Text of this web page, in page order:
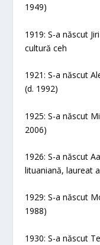
1949)
1919: S-a născut
cultură ceh
1921: S-a născut
(d. 1992)
1925: S-a născut
2006)
1926: S-a născut
lituaniană, laureat
1929: S-a născut
1988)
1930: S-a născut